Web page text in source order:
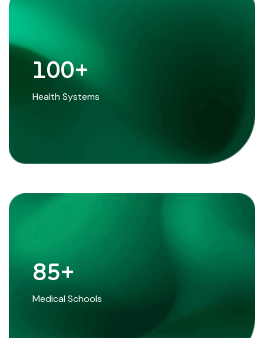
Health Systems
100+
Medical Schools
85+